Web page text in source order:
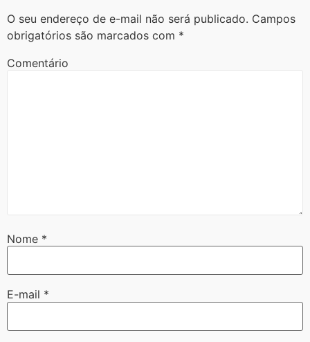
O seu endereço de e-mail não será publicado. Campos
obrigatórios são marcados com *
Comentário
Nome *
E-mail *